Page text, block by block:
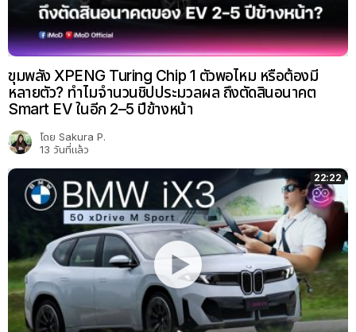
ขุมพลัง XPENG Turing Chip 1 ตัวพอไหม หรือต้องมี
หลายตัว? ทำไมจำนวนชิปประมวลผล ถึงตัดสินอนาคต
Smart EV ในอีก 2–5 ปีข้างหน้า
โดย Sakura P.
13 วันที่แล้ว
22:22